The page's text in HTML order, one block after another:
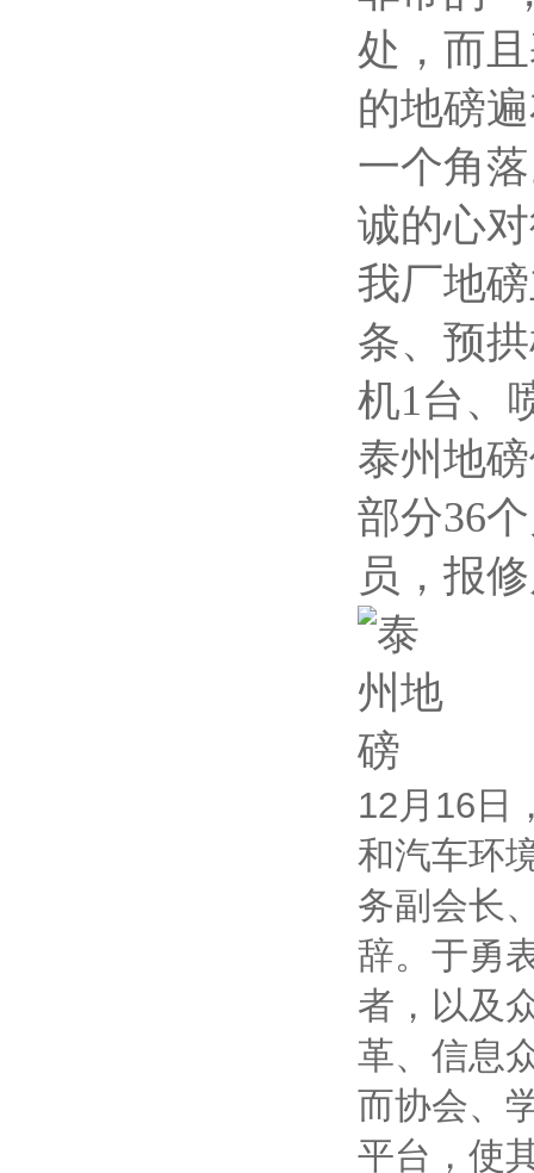
处，而
的地磅
一个角
诚的心
我厂地磅
条、预
机1台、
泰州地磅
部分36
员，报
12月16
和汽车环
务副会长
辞。于勇
者，以及
革、信息
而协会、
平台，使